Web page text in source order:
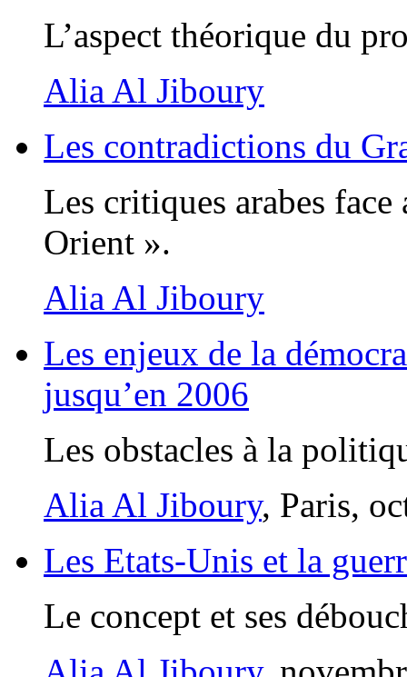
L’aspect théorique du
Alia Al Jiboury
Les contradictions du
Les critiques arabes
Orient ».
Alia Al Jiboury
Les enjeux de la
jusqu’en 2006
Les obstacles à la
Alia Al Jiboury, Paris,
Les Etats-Unis et la
Le concept et ses